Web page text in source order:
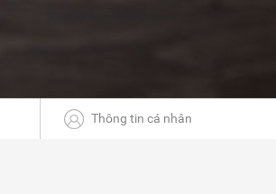
Thông tin cá nhân